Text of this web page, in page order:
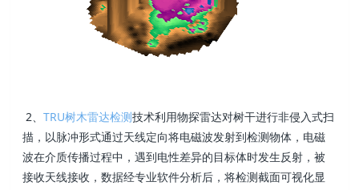
2、TRU树木雷达检测技术利用物探雷达对树干进行非侵入式扫
描，以脉冲形式通过天线定向将电磁波发射到检测物体，电磁
波在介质传播过程中，遇到电性差异的目标体时发生反射，被
接收天线接收，数据经专业软件分析后，将检测截面可视化显